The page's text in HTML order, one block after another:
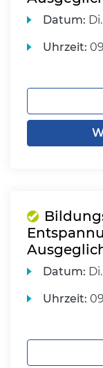
Datum: Di.
Uhrzeit:
Datum: Di.
Uhrzeit: